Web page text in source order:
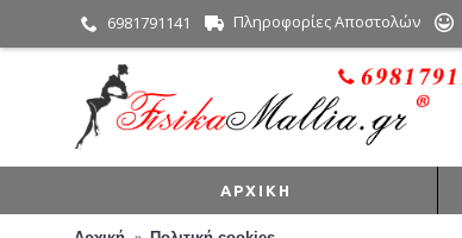
6981791141 Πληροφορίες Αποστολών
ΑΡΧΙΚΉ